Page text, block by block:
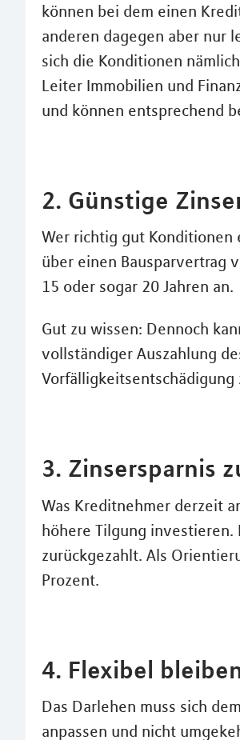
können bei dem einen
anderen dagegen aber nur
sich die Konditionen
Leiter Immobilien und
und können entsprechend
2. Günstige
Wer richtig gut Konditionen
über einen Bausparvertrag
15 oder sogar 20 Jahren an.
Gut zu wissen: Dennoch
vollständiger Auszahlung
Vorfälligkeitsentschädigung
3. Zinsersparnis
Was Kreditnehmer derzeit
höhere Tilgung investieren.
zurückgezahlt. Als
Prozent.
4. Flexibel
Das Darlehen muss sich
anpassen und nicht